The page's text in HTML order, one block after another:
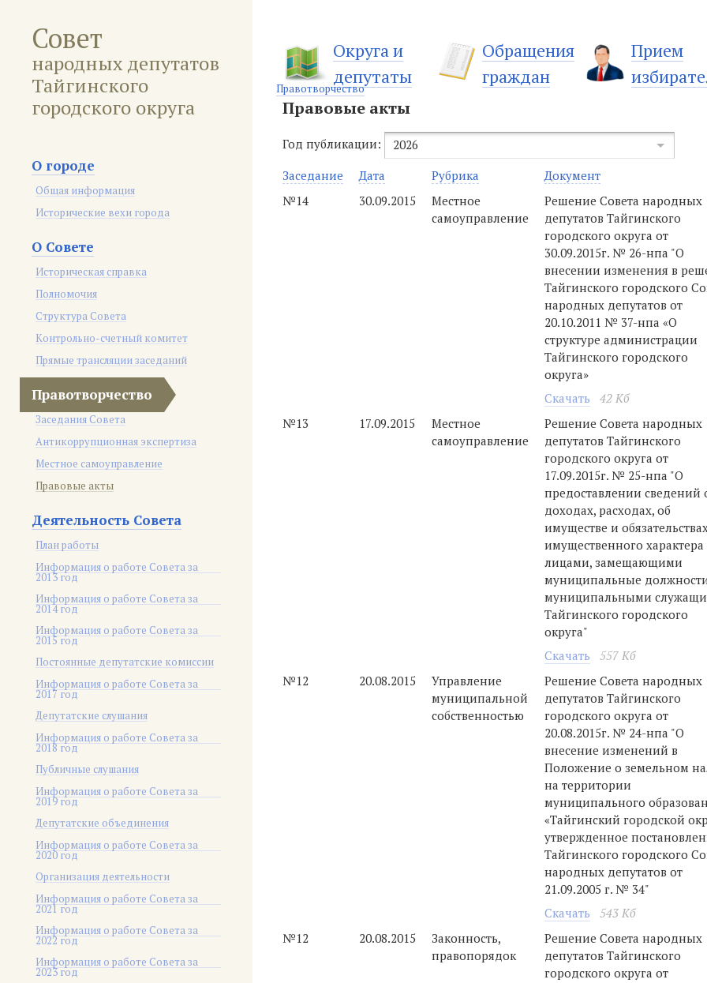
Совет
народных депутатов
Тайгинского
городского округа
О городе
Общая информация
Исторические вехи города
О Совете
Историческая справка
Полномочия
Структура Совета
Контрольно-счетный комитет
Прямые трансляции заседаний
Правотворчество
Заседания Совета
Антикоррупционная экспертиза
Местное самоуправление
Правовые акты
Деятельность Совета
План работы
Информация о работе Совета за
2013 год
Информация о работе Совета за
2014 год
Информация о работе Совета за
2015 год
Постоянные депутатские комиссии
Информация о работе Совета за
2017 год
Депутатские слушания
Информация о работе Совета за
2018 год
Публичные слушания
Информация о работе Совета за
2019 год
Депутатские объединения
Информация о работе Совета за
2020 год
Организация деятельности
Информация о работе Совета за
2021 год
Информация о работе Совета за
2022 год
Информация о работе Совета за
2023 год
Округа и
депутаты
Обращения
граждан
Прием
Правотворчество
Правовые акты
Год публикации:
2026
Заседание
Дата Рубрика
Документ
№14
30.09.2015
Местное
самоуправление
Решение Совета народных
депутатов Тайгинского
городского округа от
30.09.2015г. № 26-нпа "О
внесении изменения в
Тайгинского городского
народных депутатов от
20.10.2011 № 37-нпа «О
структуре администрации
Тайгинского городского
округа»
Скачать
42 Кб
№13
17.09.2015
Местное
самоуправление
Решение Совета народных
депутатов Тайгинского
городского округа от
17.09.2015г. № 25-нпа "О
предоставлении сведений
доходах, расходах, об
имуществе и
имущественного характера
лицами, замещающими
муниципальные
муниципальными
Тайгинского городского
округа"
Скачать
557 Кб
№12
20.08.2015
Управление
муниципальной
собственностью
Решение Совета народных
депутатов Тайгинского
городского округа от
20.08.2015г. № 24-нпа "О
внесение изменений в
Положение о земельном
на территории
муниципального
«Тайгинский городской
утвержденное
Тайгинского городского
народных депутатов от
21.09.2005 г. № 34"
Скачать
543 Кб
№12
20.08.2015
Законность,
правопорядок
Решение Совета народных
депутатов Тайгинского
городского округа от